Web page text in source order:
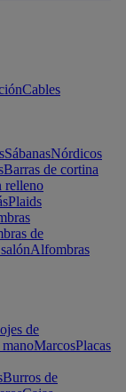
Cables
SábanasNórdicos
Barras de cortina
relleno
Plaids
de
Alfombras
de
MarcosPlacas
Burros de